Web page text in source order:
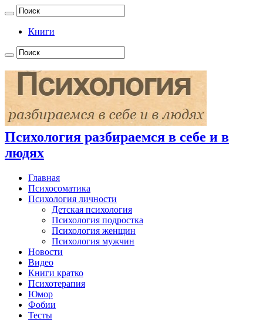
Книги
Психология разбираемся в себе и в
людях
Главная
Психосоматика
Психология личности
Детская психология
Психология подростка
Психология женщин
Психология мужчин
Новости
Видео
Книги кратко
Психотерапия
Юмор
Фобии
Тесты